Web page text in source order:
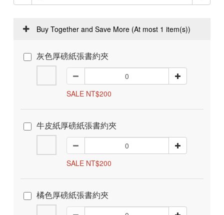
Buy Together and Save More (At most 1 item(s))
灰色厚磅紙張書約夾
SALE NT$200
牛皮紙厚磅紙張書約夾
SALE NT$200
橘色厚磅紙張書約夾